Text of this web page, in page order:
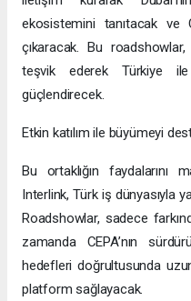
ekosistemini tanıtacak ve
çıkaracak. Bu
teşvik ederek Türkiye
güçlendirecek.
Etkin katılım ile büyümeyi
Bu ortaklığın
Interlink, Türk iş dünyasıyla
Roadshowlar, sadece
zamanda CEPA’nın
hedefleri doğrultusunda
platform sağlayacak.